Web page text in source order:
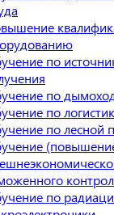
по
по
по
по лесной
по